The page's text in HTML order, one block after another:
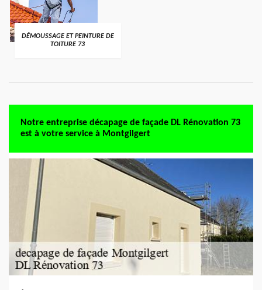
DÉMOUSSAGE ET PEINTURE DE
TOITURE 73
Notre entreprise décapage de façade DL Rénovation 73
est à votre service à Montgilgert